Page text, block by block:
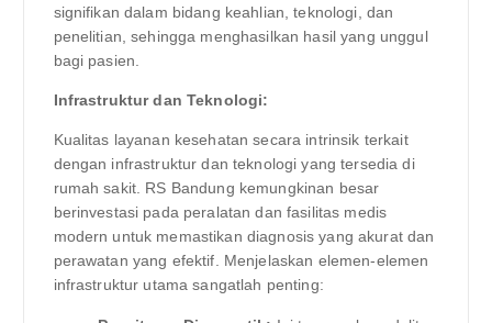
signifikan dalam bidang keahlian, teknologi, dan
penelitian, sehingga menghasilkan hasil yang unggul
bagi pasien.
Infrastruktur dan Teknologi:
Kualitas layanan kesehatan secara intrinsik terkait
dengan infrastruktur dan teknologi yang tersedia di
rumah sakit. RS Bandung kemungkinan besar
berinvestasi pada peralatan dan fasilitas medis
modern untuk memastikan diagnosis yang akurat dan
perawatan yang efektif. Menjelaskan elemen-elemen
infrastruktur utama sangatlah penting: